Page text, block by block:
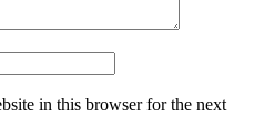
in this browser for the next